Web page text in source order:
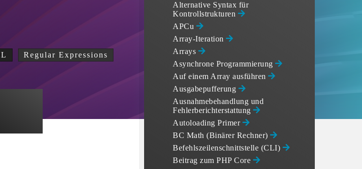
Regular Expressions
Alternative Syntax für
Kontrollstrukturen
APCu
Array-Iteration
Arrays
Asynchrone Programmierung
Auf einem Array ausführen
Ausgabepufferung
Ausnahmebehandlung und
Fehlerberichterstattung
Autoloading Primer
BC Math (Binärer Rechner)
Befehlszeilenschnittstelle (CLI)
Beitrag zum PHP Core